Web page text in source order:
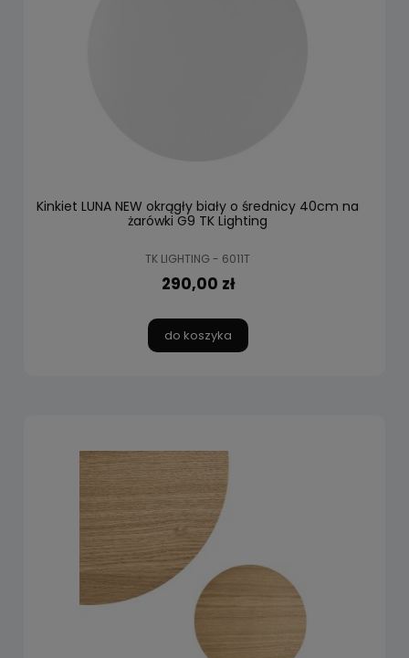
Kinkiet LUNA NEW okrągły biały o średnicy 40cm na
żarówki G9 TK Lighting
TK LIGHTING - 6011T
290,00 zł
do koszyka